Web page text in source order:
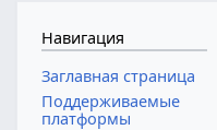
Навигация
Заглавная страница
Поддерживаемые
платформы